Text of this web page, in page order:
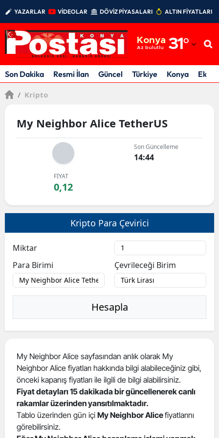
YAZARLAR VİDEOLAR DÖVİZ PİYASALARI ALTIN FİYATLARI
Konya
Az bulutlu 31°
Adıyaman
Afyonkarahisar
Ankara
Antalya
Bitlis
Bolu
Bursa
Çankırı
Çorum
Denizli
Son Dakika Resmi İlan Güncel Türkiye Konya
/ Kripto
My Neighbor Alice TetherUS
Son Güncelleme
14:44
FİYAT
0,12
Kripto Para Çevirici
Miktar
Para Birimi
Çevrileceği Birim
Hesapla
My Neighbor Alice sayfasından anlık olarak My
Neighbor Alice fiyatları hakkında bilgi alabileceğiniz gibi,
önceki kapanış fiyatları ile ilgili de bilgi alabilirsiniz.
Fiyat detayları 15 dakikada bir güncellenerek canlı
rakamlar üzerinden yansıtılmaktadır.
Tablo üzerinden gün içi My Neighbor Alicefiyatlarını
görebilirsiniz.